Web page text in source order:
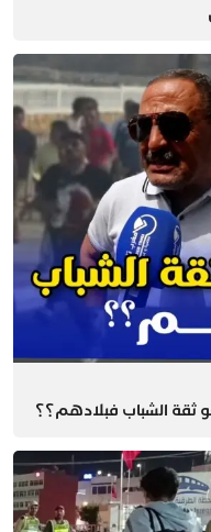
ثقة الشباب فبلادهم؟؟